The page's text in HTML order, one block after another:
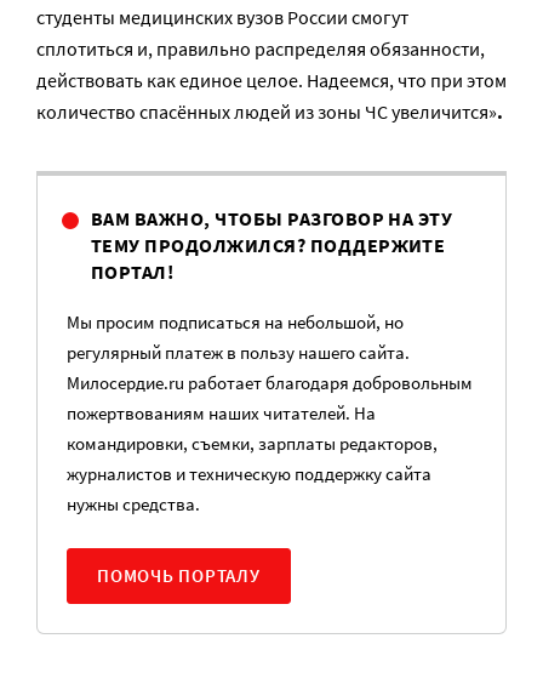
студенты медицинских вузов России смогут
сплотиться и, правильно распределяя обязанности,
действовать как единое целое. Надеемся, что при этом
количество спасённых людей из зоны ЧС увеличится».
ВАМ ВАЖНО, ЧТОБЫ РАЗГОВОР НА ЭТУ
ТЕМУ ПРОДОЛЖИЛСЯ? ПОДДЕРЖИТЕ
ПОРТАЛ!
Мы просим подписаться на небольшой, но
регулярный платеж в пользу нашего сайта.
Милосердие.ru работает благодаря добровольным
пожертвованиям наших читателей. На
командировки, съемки, зарплаты редакторов,
журналистов и техническую поддержку сайта
нужны средства.
ПОМОЧЬ ПОРТАЛУ